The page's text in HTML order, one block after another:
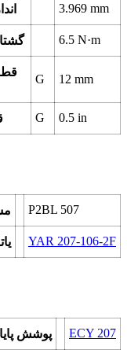
3.969 mm
6.5 N·m
G 12 mm
G 0.5 in
P2BL 507
YAR 207-106-2F
پوشش ECY 207